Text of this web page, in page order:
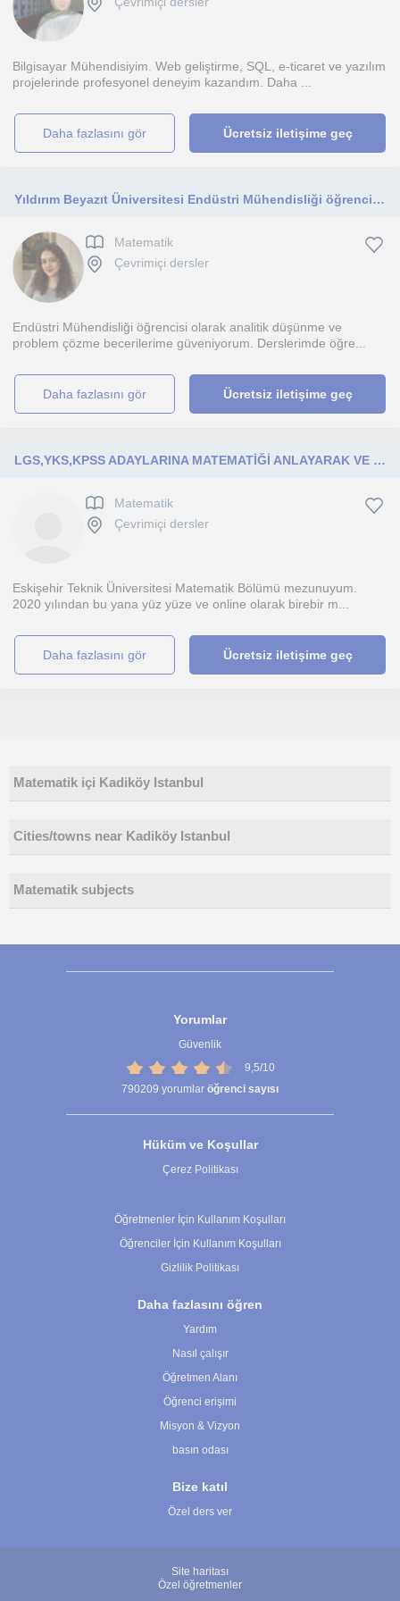
Bilgisayar Mühendisiyim. Web geliştirme, SQL, e-ticaret ve yazılım
projelerinde profesyonel deneyim kazandım. Daha ...
daha fazlasını gör Ücretsiz iletişime geç
Yıldırım Beyazıt Üniversitesi Endüstri Mühendisliği öğrencisiyim İlkokuldan TYT seviyesine online matematik dersleri veriyorum
Matematik
Çevrimiçi dersler
Endüstri Mühendisliği öğrencisi olarak analitik düşünme ve
problem çözme becerilerime güveniyorum. Derslerimde öğre...
daha fazlasını gör Ücretsiz iletişime geç
LGS,YKS,KPSS ADAYLARINA MATEMATİĞİ ANLAYARAK VE SEVDIREREK ÖĞRETMEK
Matematik
Çevrimiçi dersler
Eskişehir Teknik Üniversitesi Matematik Bölümü mezunuyum.
2020 yılından bu yana yüz yüze ve online olarak birebir m...
daha fazlasını gör Ücretsiz iletişime geç
Matematik içi Kadiköy Istanbul
Cities/towns near Kadiköy Istanbul
Matematik subjects
Yorumlar
Güvenlik
9,5/10
790209 yorumlar öğrenci sayısı
Hüküm ve Koşullar
Çerez Politikası
Öğretmenler İçin Kullanım Koşulları
Öğrenciler İçin Kullanım Koşulları
Gizlilik Politikası
Daha fazlasını öğren
Yardım
Nasıl çalışır
Öğretmen Alanı
Öğrenci erişimi
Misyon & Vizyon
basın odası
Bize katıl
Özel ders ver
Site haritası
Özel öğretmenler